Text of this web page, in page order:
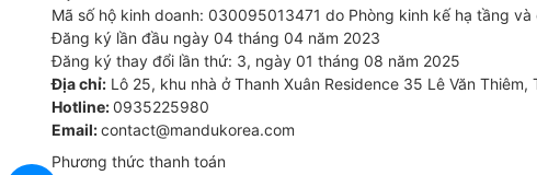
Đũa inox không bị cong vênh, không mốc, dễ vệ sinh, đảm bảo
2. Lợi ích khi sử dụng Set 10 đôi đũa inox 316L Haatz
Bền đẹp: sử dụng lâu dài, không lo thay mới thường xuyên.
An toàn: inox 316L cao cấp, không thôi nhiễm chất độc hại.
Mã số hộ kinh doanh: 030095013471 do Phòng kinh kế hạ tầng và
Đăng ký lần đầu ngày 04 tháng 04 năm 2023
Đăng ký thay đổi lần thứ: 3, ngày 01 tháng 08 năm 2025
Địa chỉ: Lô 25, khu nhà ở Thanh Xuân Residence 35 Lê Văn Thiêm,
Hotline:0935225980
Email:contact@mandukorea.com
Phương thức thanh toán